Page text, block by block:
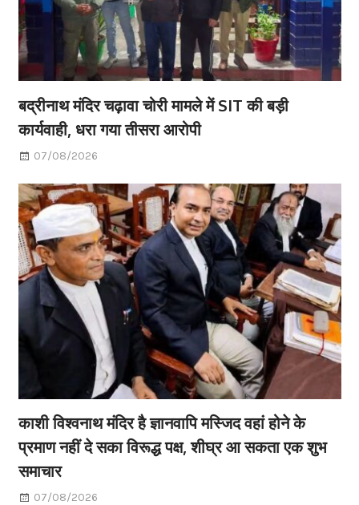
बद्रीनाथ मंदिर चढ़ावा चोरी मामले में SIT की बड़ी
कार्यवाही, धरा गया तीसरा आरोपी
07/08/2026
काशी विश्वनाथ मंदिर है ज्ञानवापि मस्जिद वहां होने के
प्रमाण नहीं दे सका विरूद्ध पक्ष, शीघ्र आ सकता एक शुभ
समाचार
07/08/2026